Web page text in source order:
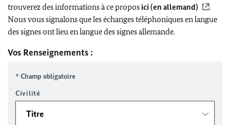
trouverez des informations à ce propos ici (en allemand)
.
Nous vous signalons que les échanges téléphoniques en langue
des signes ont lieu en langue des signes allemande.
Vos Renseignements :
* Champ obligatoire
Civilité